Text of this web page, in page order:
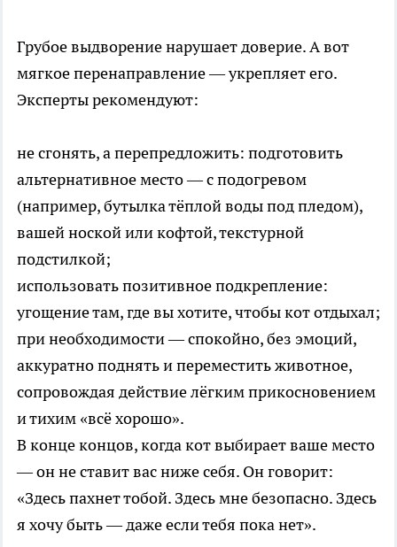
Грубое выдворение нарушает доверие. А вот
мягкое перенаправление — укрепляет его.
Эксперты рекомендуют:
не сгонять, а перепредложить: подготовить
альтернативное место — с подогревом
(например, бутылка тёплой воды под пледом),
вашей ноской или кофтой, текстурной
подстилкой;
использовать позитивное подкрепление:
угощение там, где вы хотите, чтобы кот отдыхал;
при необходимости — спокойно, без эмоций,
аккуратно поднять и переместить животное,
сопровождая действие лёгким прикосновением
и тихим «всё хорошо».
В конце концов, когда кот выбирает ваше место
— он не ставит вас ниже себя. Он говорит:
«Здесь пахнет тобой. Здесь мне безопасно. Здесь
я хочу быть — даже если тебя пока нет».